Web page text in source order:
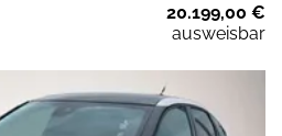
20.199,00 €
ausweisbar